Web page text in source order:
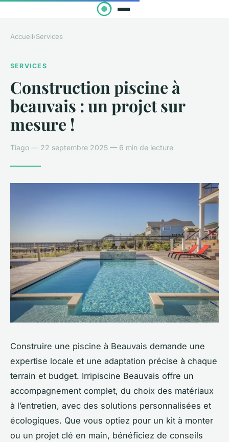
Accueil›Services
SERVICES
Construction piscine à
beauvais : un projet sur
mesure !
Tiago — 22 septembre 2025 — 6 min de lecture
Construire une piscine à Beauvais demande une
expertise locale et une adaptation précise à chaque
terrain et budget. Irripiscine Beauvais offre un
accompagnement complet, du choix des matériaux
à l’entretien, avec des solutions personnalisées et
écologiques. Que vous optiez pour un kit à monter
ou un projet clé en main, bénéficiez de conseils